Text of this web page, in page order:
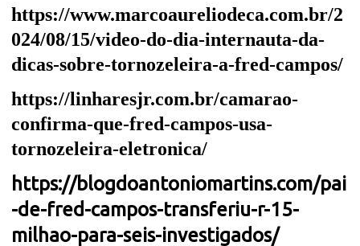
https://www.marcoaureliodeca.com.br/2
024/08/15/video-do-dia-internauta-da-
dicas-sobre-tornozeleira-a-fred-campos/
https://linharesjr.com.br/camarao-
confirma-que-fred-campos-usa-
tornozeleira-eletronica/
https://blogdoantoniomartins.com/pai
-de-fred-campos-transferiu-r-15-
milhao-para-seis-investigados/